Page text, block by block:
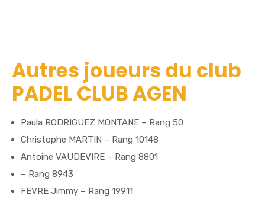
Autres joueurs du club
PADEL CLUB AGEN
Paula RODRIGUEZ MONTANE – Rang 50
Christophe MARTIN – Rang 10148
Antoine VAUDEVIRE – Rang 8801
– Rang 8943
FEVRE Jimmy – Rang 19911